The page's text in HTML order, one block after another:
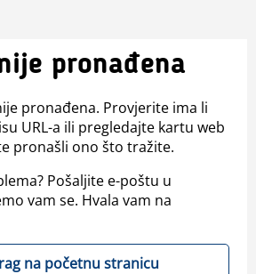
pronađena
pronađena. Provjerite ima li
URL-a ili pregledajte kartu web
pronašli ono što tražite.
Pošaljite e-poštu u
vam se. Hvala vam na
na početnu stranicu